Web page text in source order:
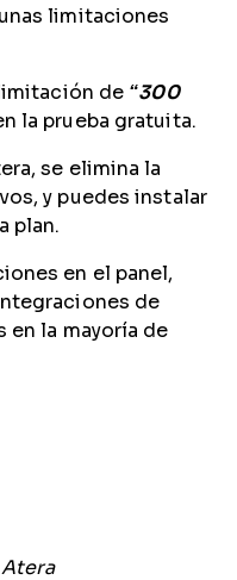
limitaciones
de “300
la prueba gratuita.
se elimina la
y puedes instalar
plan.
en el panel,
de
en la mayoría de